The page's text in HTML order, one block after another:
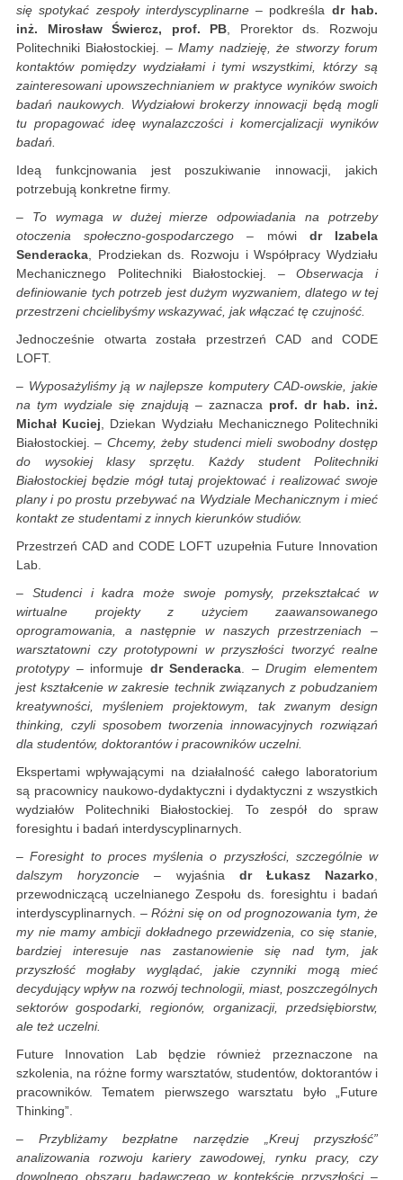
się spotykać zespoły interdyscyplinarne– podkreśla dr hab.
inż. Mirosław Świercz, prof. PB, Prorektor ds. Rozwoju
Politechniki Białostockiej. – Mamy nadzieję, że stworzy forum
kontaktów pomiędzy wydziałami i tymi wszystkimi, którzy są
zainteresowani upowszechnianiem w praktyce wyników swoich
badań naukowych. Wydziałowi brokerzy innowacji będą mogli
tu propagować ideę wynalazczości i komercjalizacji wyników
badań.
Ideą funkcjnowania jest poszukiwanie innowacji, jakich
potrzebują konkretne firmy.
– To wymaga w dużej mierze odpowiadania na potrzeby
otoczenia społeczno-gospodarczego – mówi dr Izabela
Senderacka, Prodziekan ds. Rozwoju i Współpracy Wydziału
Mechanicznego Politechniki Białostockiej. – Obserwacja i
definiowanie tych potrzeb jest dużym wyzwaniem, dlatego w tej
przestrzeni chcielibyśmy wskazywać, jak włączać tę czujność.
Jednocześnie otwarta została przestrzeń CAD and CODE
LOFT.
– Wyposażyliśmy ją w najlepsze komputery CAD-owskie, jakie
na tym wydziale się znajdują – zaznacza prof. dr hab. inż.
Michał Kuciej, Dziekan Wydziału Mechanicznego Politechniki
Białostockiej.– Chcemy, żeby studenci mieli swobodny dostęp
do wysokiej klasy sprzętu. Każdy student Politechniki
Białostockiej będzie mógł tutaj projektować i realizować swoje
plany i po prostu przebywać na Wydziale Mechanicznym i mieć
kontakt ze studentami z innych kierunków studiów.
Przestrzeń CAD and CODE LOFT uzupełnia Future Innovation
Lab.
– Studenci i kadra może swoje pomysły, przekształcać w
wirtualne projekty z użyciem zaawansowanego
oprogramowania, a następnie w naszych przestrzeniach –
warsztatowni czy prototypowni w przyszłości tworzyć realne
prototypy– informuje dr Senderacka. – Drugim elementem
jest kształcenie w zakresie technik związanych z pobudzaniem
kreatywności, myśleniem projektowym, tak zwanym design
thinking, czyli sposobem tworzenia innowacyjnych rozwiązań
dla studentów, doktorantów i pracowników uczelni.
Ekspertami wpływającymi na działalność całego laboratorium
są pracownicy naukowo-dydaktyczni i dydaktyczni z wszystkich
wydziałów Politechniki Białostockiej. To zespół do spraw
foresightu i badań interdyscyplinarnych.
– Foresight to proces myślenia o przyszłości, szczególnie w
dalszym horyzoncie – wyjaśnia dr Łukasz Nazarko,
przewodniczącą uczelnianego Zespołu ds. foresightu i badań
interdyscyplinarnych. – Różni się on od prognozowania tym, że
my nie mamy ambicji dokładnego przewidzenia, co się stanie,
bardziej interesuje nas zastanowienie się nad tym, jak
przyszłość mogłaby wyglądać, jakie czynniki mogą mieć
decydujący wpływ na rozwój technologii, miast, poszczególnych
sektorów gospodarki, regionów, organizacji, przedsiębiorstw,
ale też uczelni.
Future Innovation Lab będzie również przeznaczone na
szkolenia, na różne formy warsztatów, studentów, doktorantów i
pracowników. Tematem pierwszego warsztatu było „Future
Thinking”.
– Przybliżamy bezpłatne narzędzie „Kreuj przyszłość”
analizowania rozwoju kariery zawodowej, rynku pracy, czy
dowolnego obszaru badawczego w kontekście przyszłości–